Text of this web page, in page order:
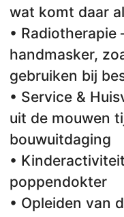
wat komt daar
• Radiotherapie
handmasker,
gebruiken bij
• Service &
uit de mouwen
bouwuitdaging
•
poppendokter
• Opleiden van